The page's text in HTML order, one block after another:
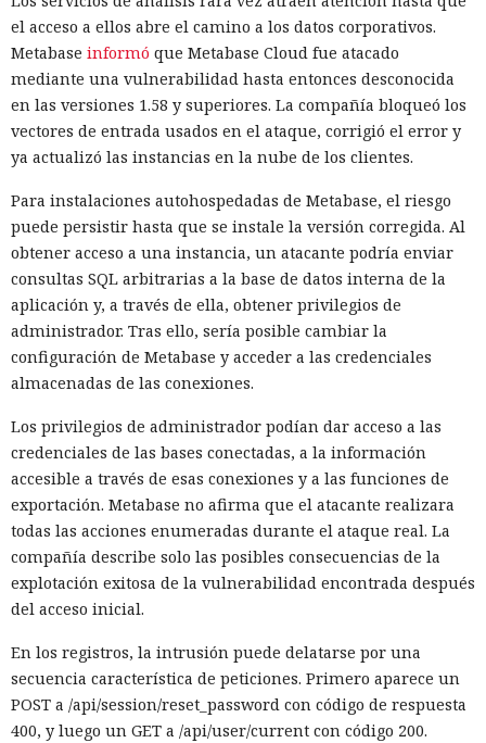
el acceso a ellos abre el camino a los datos corporativos.
Metabase informó que Metabase Cloud fue atacado
mediante una vulnerabilidad hasta entonces desconocida
en las versiones 1.58 y superiores. La compañía bloqueó los
vectores de entrada usados en el ataque, corrigió el error y
ya actualizó las instancias en la nube de los clientes.
Para instalaciones autohospedadas de Metabase, el riesgo
puede persistir hasta que se instale la versión corregida. Al
obtener acceso a una instancia, un atacante podría enviar
consultas SQL arbitrarias a la base de datos interna de la
aplicación y, a través de ella, obtener privilegios de
administrador. Tras ello, sería posible cambiar la
configuración de Metabase y acceder a las credenciales
almacenadas de las conexiones.
Los privilegios de administrador podían dar acceso a las
credenciales de las bases conectadas, a la información
accesible a través de esas conexiones y a las funciones de
exportación. Metabase no afirma que el atacante realizara
todas las acciones enumeradas durante el ataque real. La
compañía describe solo las posibles consecuencias de la
explotación exitosa de la vulnerabilidad encontrada después
del acceso inicial.
En los registros, la intrusión puede delatarse por una
secuencia característica de peticiones. Primero aparece un
POST a /api/session/reset_password con código de respuesta
400, y luego un GET a /api/user/current con código 200.